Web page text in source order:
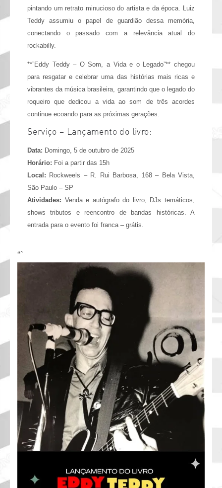
pintando um retrato minucioso do artista e da época. Luiz
Teddy assumiu o papel de guardião dessa memória,
conectando o passado com a relevância atual do
rockabilly.
**”Eddy Teddy – O Som, a Vida e o Legado”** chegou
para resgatar e celebrar uma das histórias mais ricas e
vibrantes da música brasileira, garantindo que o legado do
roqueiro que dedicou a vida ao som de três acordes
continue ecoando para as próximas gerações.
Serviço – Lançamento do livro:
Data: Domingo, 5 de outubro de 2025
Horário: Foi a partir das 15h
Local: Rockweels – R. Rui Barbosa, 168 – Bela Vista,
São Paulo – SP
Atividades: Venda e autógrafo do livro, DJs temáticos,
shows tributos e reencontro de bandas históricas. A
entrada para o evento foi franca – grátis.
“`